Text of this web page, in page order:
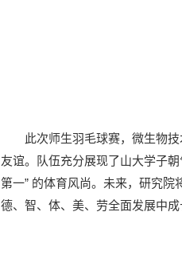
此次师生羽毛球赛，微生物
友谊。队伍充分展现了山大学子
第一” 的体育风尚。未来，研究
德、智、体、美、劳全面发展中成